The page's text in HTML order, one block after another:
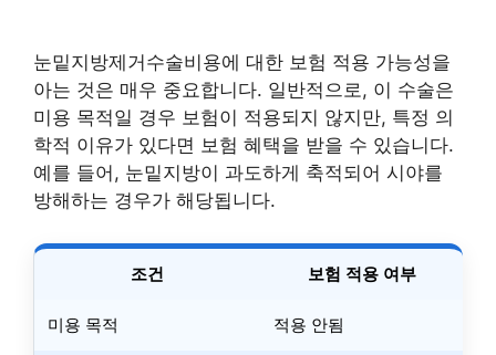
눈밑지방제거수술비용에 대한 보험 적용 가능성을
아는 것은 매우 중요합니다. 일반적으로, 이 수술은
미용 목적일 경우 보험이 적용되지 않지만, 특정 의
학적 이유가 있다면 보험 혜택을 받을 수 있습니다.
예를 들어, 눈밑지방이 과도하게 축적되어 시야를
방해하는 경우가 해당됩니다.
조건 보험 적용 여부
미용 목적 적용 안됨